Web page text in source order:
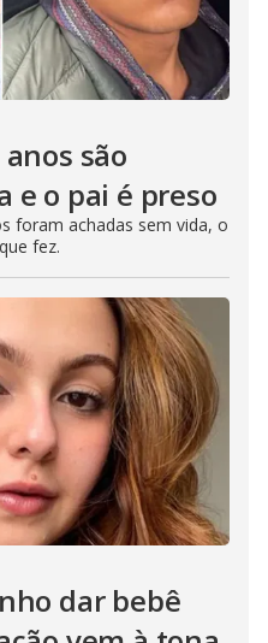
são
e o pai é preso
foram achadas sem vida, o
fez.
dar bebê